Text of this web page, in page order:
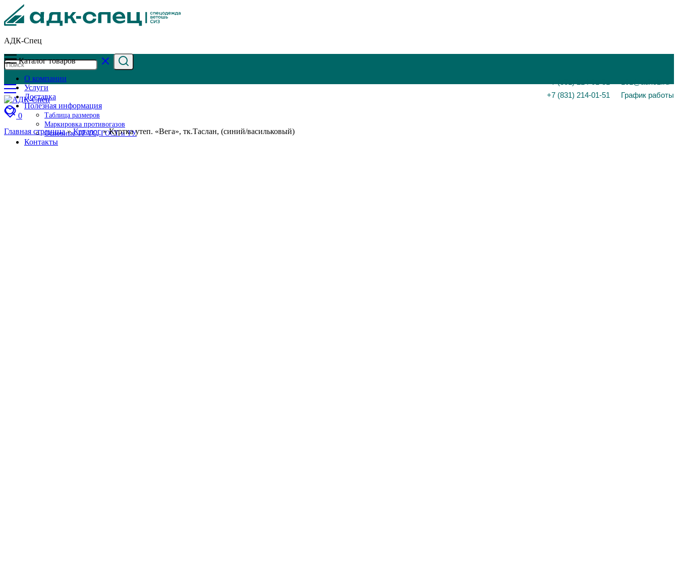
АДК-Спец
+7 (831) 214-01-51
График работы
0
Каталог товаров
О компании
Услуги
Доставка
Полезная информация
Таблица размеров
Маркировка противогазов
Основные ТР ТС, ГОСТ и ТУ
Контакты
Главная страница»Каталог»Куртка утеп. «Вега», тк.Таслан, (синий/васильковый)